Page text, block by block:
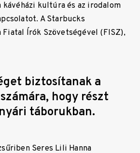
kultúra és az irodalom
A Starbucks
Írók Szövetségével (FISZ),
biztosítanak a
hogy részt
táborukban.
Seres Lili Hanna